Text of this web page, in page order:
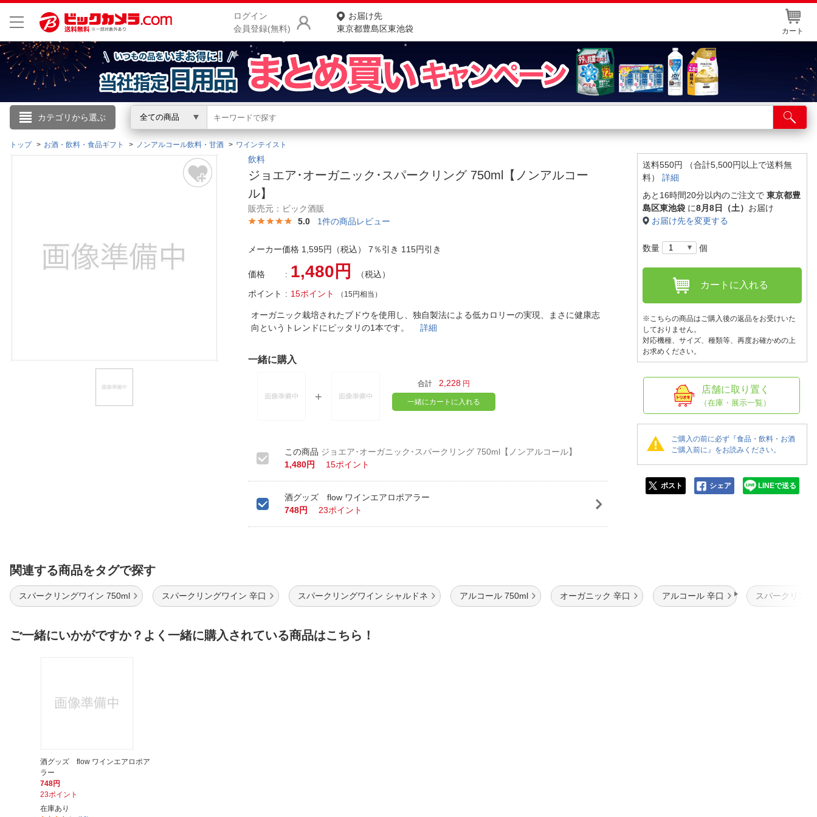
ログイン
会員登録(無料)
お届け先
東京都豊島区東池袋
カート
カテゴリから選ぶ 全ての商品
こんにちは
ログイン
閲覧履歴
商品をさがす
ランキングからさがす
お客様サポート
ご利用ガイド
よくある質問・お問合せ
店舗サービス
ネット取り置き
店舗情報・店舗一覧
トップ お酒・飲料・食品ギフト ノンアルコール飲料・甘酒 ワインテイスト
飲料
ジョエア･オーガニック･スパークリング 750ml【ノンアルコー
ル】
販売元：ビック酒販
5.0
1件の商品レビュー
メーカー価格 1,595円（税込） 7％引き 115円引き
価格 1,480円
（税込）
ポイント
15ポイント （15円相当）
オーガニック栽培されたブドウを使用し、独自製法による低カロリーの実現、まさに健康志
向というトレンドにピッタリの1本です。詳細
一緒に購入
合計 2,228 円
一緒にカートに入れる
ジョエア･オーガニック･スパークリング 750ml【ノンアルコール】
1,480円
15ポイント
酒グッズ flow ワインエアロポアラー
748円
23ポイント
送料550円 （合計5,500円以上で送料無
料） 詳細
あと16時間20分以内のご注文で 東京都豊
島区東池袋 に8月8日（土） お届け
お届け先を変更する
数量 個
カートに入れる
※こちらの商品はご購入後の返品をお受けいた
しておりません。
対応機種、サイズ、種類等、再度お確かめの上
お求めください。
店舗に取り置く
（在庫・展示一覧）
ご購入の前に必ず『食品・飲料・お酒
ご購入前に』をお読みください。
ポスト シェア LINEで送る
関連する商品をタグで探す
スパークリングワイン 750ml スパークリングワイン 辛口 スパークリングワイン シャルドネ アルコール 750ml オーガニック 辛口 アルコール 辛口 スパークリン
ご一緒にいかがですか？よく一緒に購入されている商品はこちら！
酒グッズ flow ワインエアロポア
ラー
748円
23ポイント
在庫あり